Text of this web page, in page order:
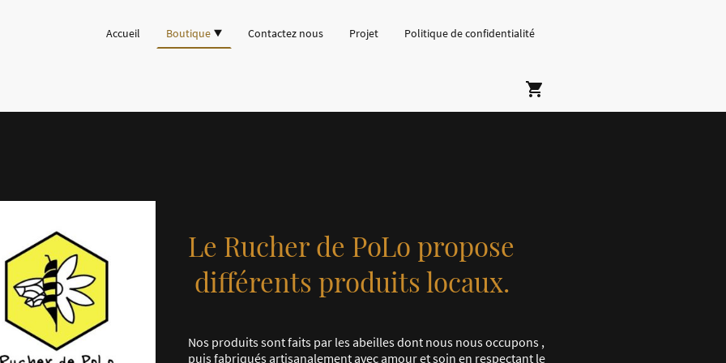
Accueil Boutique Contactez nous Projet Politique de confidentialité
Le Rucher de PoLo propose
différents produits locaux.
Nos produits sont faits par les abeilles dont nous nous occupons ,
puis fabriqués artisanalement avec amour et soin en respectant le